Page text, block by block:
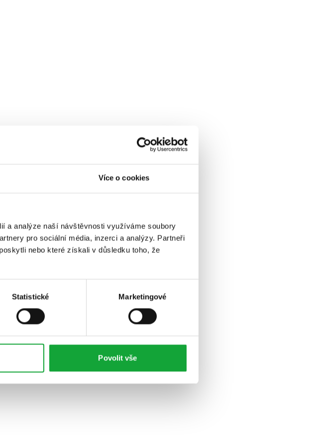
Více o cookies
a analýze naší návštěvnosti využíváme soubory
pro sociální média, inzerci a analýzy. Partneři
nebo které získali v důsledku toho, že
Statistické Marketingové
Povolit vše